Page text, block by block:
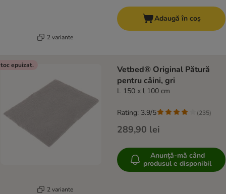
2 variante
Adaugă în coș
epuizat.
2 variante
Vetbed® Original Pătură
pentru câini, gri
L 150 x l 100 cm
289,90 lei
Rating: 3.9/5 (235)
Anunță-mă când
produsul e disponibil